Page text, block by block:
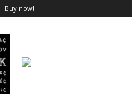
Buy now!